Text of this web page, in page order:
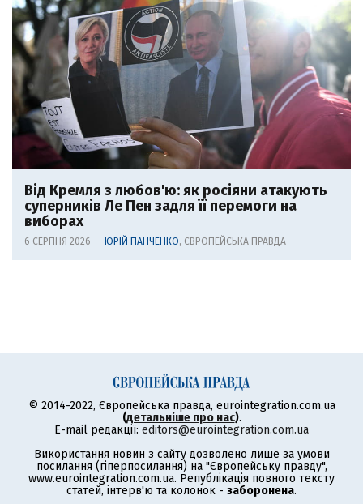
Від Кремля з любов'ю: як росіяни атакують
суперників Ле Пен задля її перемоги на
виборах
6 СЕРПНЯ 2026 — ЮРІЙ ПАНЧЕНКО, ЄВРОПЕЙСЬКА ПРАВДА
© 2014-2022, Європейська правда, eurointegration.com.ua
(детальніше про нас).
E-mail редакції: editors@eurointegration.com.ua
Використання новин з сайту дозволено лише за умови
посилання (гіперпосилання) на "Європейську правду",
www.eurointegration.com.ua. Републікація повного тексту
статей, інтерв'ю та колонок - заборонена.